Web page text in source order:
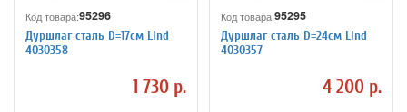
Код товара:95296
Дуршлаг сталь D=17см Lind
4030358
1 730 р.
Код товара:95295
Дуршлаг сталь D=24см Lind
4030357
4 200 р.